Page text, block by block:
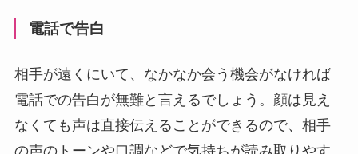
電話で告白
相手が遠くにいて、なかなか会う機会がなければ
電話での告白が無難と言えるでしょう。顔は見え
なくても声は直接伝えることができるので、相手